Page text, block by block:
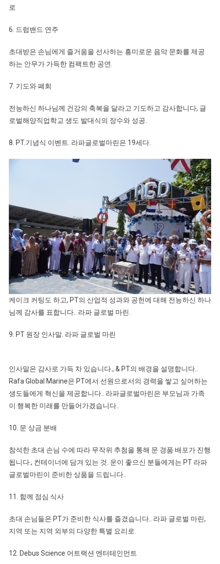
로
6. 드럼밴드 연주
초대받은 손님에게 즐거움을 선사하는 흥미로운 음악 문화를 제공
하는 안무가 가득한 컴팩트한 공연.
7. 기도와 폐회
전능하신 하나님께 건강의 축복을 달라고 기도하고 감사합니다, 글
로벌해양직업학교 생도 발대식의 장수와 성공.
8. PT.기념식 이벤트. 라파글로벌마린은 19세다.
케이크 커팅도 하고, PT의 산업적 성과와 공헌에 대해 전능하신 하나
님께 감사를 표합니다.. 라파 글로벌 마린.
9. PT 원장 인사말. 라파 글로벌 마린
인사말은 감사로 가득 차 있습니다., & PT의 배경을 설명합니다..
Rafa Global Marine은 PT에서 선원으로서의 경력을 쌓고 싶어하는
생도들에게 혁신을 제공합니다.. 라파글로벌마린은 부모님과 가족
이 행복한 미래를 만들어가겠습니다..
10. 문 상금 분배
참석한 초대 손님 수에 따라 무작위 추첨을 통해 문 경품 배포가 진행
됩니다., 컨테이너에 담겨 있는 것. 운이 좋으신 분들에게는 PT 라파
글로벌마린이 준비한 상품을 드립니다..
11. 함께 점심 식사
초대 손님들은 PT가 준비한 식사를 즐겼습니다.. 라파 글로벌 마린,
지역 또는 지역 외부의 다양한 특별 요리로.
12. Debus Science 어트랙션 엔터테인먼트